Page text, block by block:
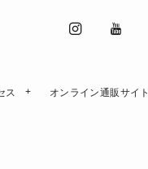
ス オンライン通販サイト